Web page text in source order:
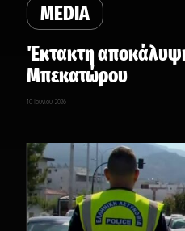
MEDIA
Έκτακτη
Μπεκατώρου
10 Ιουνίου, 2026